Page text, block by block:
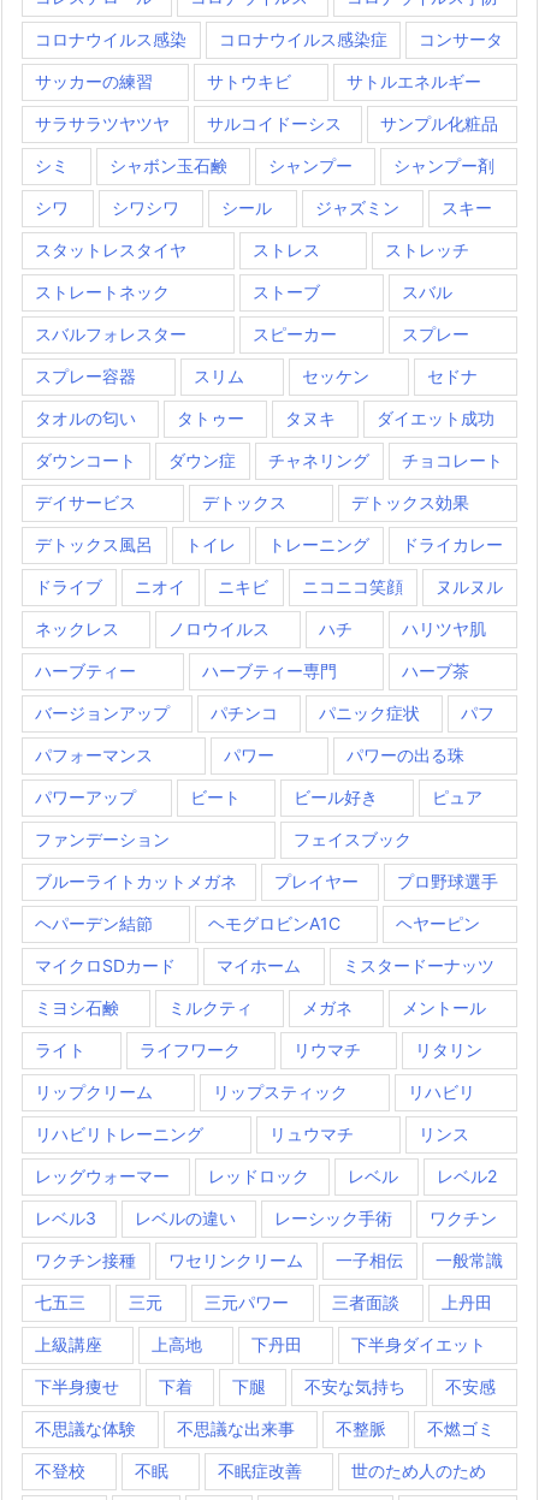
コロナウイルス感染 コロナウイルス感染症 コンサータ
サッカーの練習 サトウキビ サトルエネルギー
サラサラツヤツヤ サルコイドーシス サンプル化粧品
シミ シャボン玉石鹸 シャンプー シャンプー剤
シワ シワシワ シール ジャズミン スキー
スタットレスタイヤ ストレス ストレッチ
ストレートネック ストーブ スバル
スバルフォレスター スピーカー スプレー
スプレー容器 スリム セッケン セドナ
タオルの匂い タトゥー タヌキ ダイエット成功
ダウンコート ダウン症 チャネリング チョコレート
デイサービス デトックス デトックス効果
デトックス風呂 トイレ トレーニング ドライカレー
ドライブ ニオイ ニキビ ニコニコ笑顔 ヌルヌル
ネックレス ノロウイルス ハチ ハリツヤ肌
ハーブティー ハーブティー専門 ハーブ茶
バージョンアップ パチンコ パニック症状 パフ
パフォーマンス パワー パワーの出る珠
パワーアップ ビート ビール好き ピュア
ファンデーション フェイスブック
ブルーライトカットメガネ プレイヤー プロ野球選手
ヘパーデン結節 ヘモグロビンA1C ヘヤーピン
マイクロSDカード マイホーム ミスタードーナッツ
ミヨシ石鹸 ミルクティ メガネ メントール
ライト ライフワーク リウマチ リタリン
リップクリーム リップスティック リハビリ
リハビリトレーニング リュウマチ リンス
レッグウォーマー レッドロック レベル レベル2
レベル3 レベルの違い レーシック手術 ワクチン
ワクチン接種 ワセリンクリーム 一子相伝 一般常識
七五三 三元 三元パワー 三者面談 上丹田
上級講座 上高地 下丹田 下半身ダイエット
下半身痩せ 下着 下腿 不安な気持ち 不安感
不思議な体験 不思議な出来事 不整脈 不燃ゴミ
不登校 不眠 不眠症改善 世のため人のため